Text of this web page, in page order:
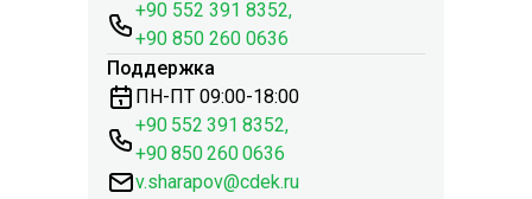
+90 552 391 8352,
+90 850 260 0636
Поддержка
ПН-ПТ 09:00-18:00
+90 552 391 8352,
+90 850 260 0636
v.sharapov@cdek.ru